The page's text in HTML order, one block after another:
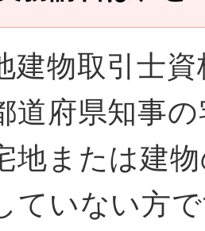
建物取引士
道府県知事
地または建
ていない方